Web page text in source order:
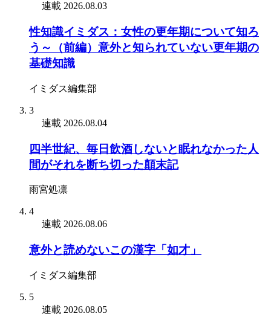
連載 2026.08.03
性知識イミダス：女性の更年期について知ろ
う～（前編）意外と知られていない更年期の
基礎知識
イミダス編集部
3
連載 2026.08.04
四半世紀、毎日飲酒しないと眠れなかった人
間がそれを断ち切った顛末記
雨宮処凛
4
連載 2026.08.06
意外と読めないこの漢字「如才」
イミダス編集部
5
連載 2026.08.05